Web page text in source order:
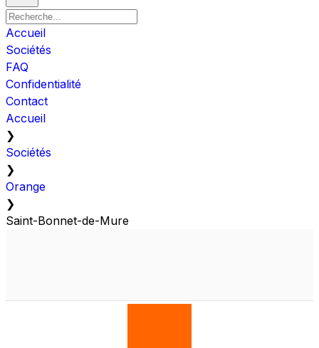
Accueil
Sociétés
FAQ
Confidentialité
Contact
Accueil
❯
Sociétés
❯
Orange
❯
Saint-Bonnet-de-Mure